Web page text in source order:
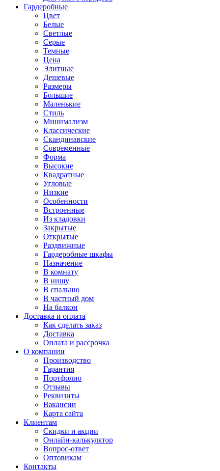
Гардеробные
Цвет
Белые
Светлые
Серые
Темные
Цена
Элитные
Дешевые
Размеры
Большие
Маленькие
Стиль
Минимализм
Классические
Скандинавские
Современные
Форма
Высокие
Квадратные
Угловые
Низкие
Особенности
Встроенные
Из кладовки
Закрытые
Открытые
Раздвижные
Гардеробные шкафы
Назначение
В комнату
В нишу
В спальню
В частный дом
На балкон
Доставка и оплата
Как сделать заказ
Доставка
Оплата и рассрочка
О компании
Производство
Гарантия
Портфолио
Отзывы
Реквизиты
Вакансии
Карта сайта
Клиентам
Скидки и акции
Онлайн-калькулятор
Вопрос-ответ
Оптовикам
Контакты